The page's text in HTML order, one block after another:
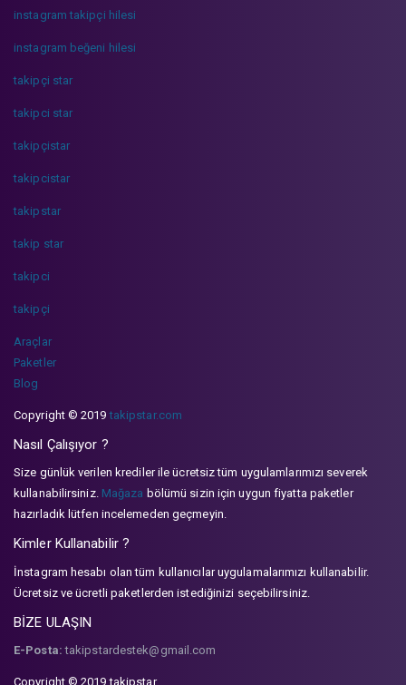
instagram takipçi hilesi
instagram beğeni hilesi
takipçi star
takipci star
takipçistar
takipcistar
takipstar
takip star
takipci
takipçi
Araçlar
Paketler
Blog
Copyright © 2019takipstar.com
Nasıl Çalışıyor ?
Size günlük verilen krediler ile ücretsiz tüm uygulamlarımızı severek
kullanabilirsiniz. Mağaza bölümü sizin için uygun fiyatta paketler
hazırladık lütfen incelemeden geçmeyin.
Kimler Kullanabilir ?
İnstagram hesabı olan tüm kullanıcılar uygulamalarımızı kullanabilir.
Ücretsiz ve ücretli paketlerden istediğinizi seçebilirsiniz.
BİZE ULAŞIN
E-Posta: takipstardestek@gmail.com
Copyright © 2019 takipstar.